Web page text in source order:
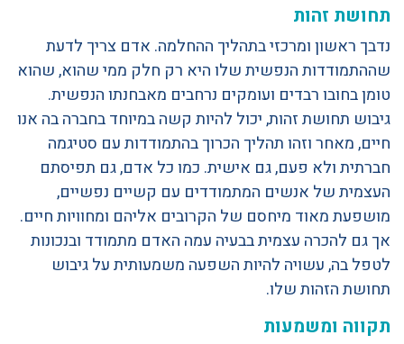
תחושת זהות
נדבך ראשון ומרכזי בתהליך ההחלמה. אדם צריך לדעת
שההתמודדות הנפשית שלו היא רק חלק ממי שהוא, שהוא
טומן בחובו רבדים ועומקים נרחבים מאבחנתו הנפשית.
גיבוש תחושת זהות, יכול להיות קשה במיוחד בחברה בה אנו
חיים, מאחר וזהו תהליך הכרוך בהתמודדות עם סטיגמה
חברתית ולא פעם, גם אישית. כמו כל אדם, גם תפיסתם
העצמית של אנשים המתמודדים עם קשיים נפשיים,
מושפעת מאוד מיחסם של הקרובים אליהם ומחוויות חיים.
אך גם להכרה עצמית בבעיה עמה האדם מתמודד ובנכונות
לטפל בה, עשויה להיות השפעה משמעותית על גיבוש
תחושת הזהות שלו.
תקווה ומשמעות